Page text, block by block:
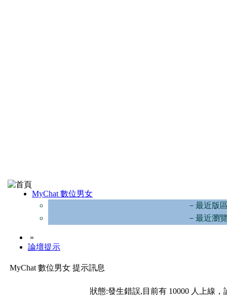
MyChat 數位男女
－最近版
－最近瀏
»
論壇提示
MyChat 數位男女 提示訊息
狀態:發生錯誤,目前有 10000 人上線